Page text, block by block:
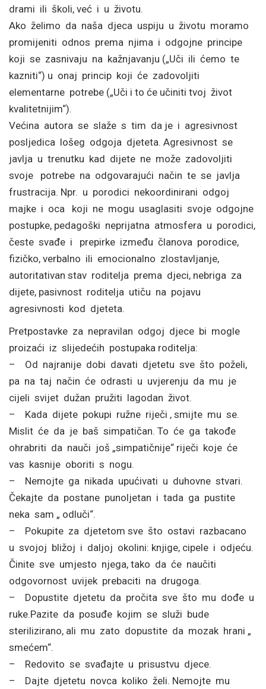
drami ili školi, već i u životu.
Ako želimo da naša djeca uspiju u životu moramo
promijeniti odnos prema njima i odgojne principe
koji se zasnivaju na kažnjavanju („Uči ili ćemo te
kazniti“) u onaj princip koji će zadovoljiti
elementarne potrebe („Uči i to će učiniti tvoj život
kvalitetnijim“).
Većina autora se slaže s tim da je i agresivnost
posljedica lošeg odgoja djeteta. Agresivnost se
javlja u trenutku kad dijete ne može zadovoljiti
svoje potrebe na odgovarajući način te se javlja
frustracija. Npr. u porodici nekoordinirani odgoj
majke i oca koji ne mogu usaglasiti svoje odgojne
postupke, pedagoški neprijatna atmosfera u porodici,
česte svađe i prepirke između članova porodice,
fizičko, verbalno ili emocionalno zlostavljanje,
autoritativan stav roditelja prema djeci, nebriga za
dijete, pasivnost roditelja utiču na pojavu
agresivnosti kod djeteta.
Pretpostavke za nepravilan odgoj djece bi mogle
proizaći iz slijedećih postupaka roditelja:
– Od najranije dobi davati djetetu sve što poželi,
pa na taj način će odrasti u uvjerenju da mu je
cijeli svijet dužan pružiti lagodan život.
– Kada dijete pokupi ružne riječi , smijte mu se.
Mislit će da je baš simpatičan. To će ga takođe
ohrabriti da nauči još „simpatičnije“ riječi koje će
vas kasnije oboriti s nogu.
– Nemojte ga nikada upućivati u duhovne stvari.
Čekajte da postane punoljetan i tada ga pustite
neka sam „ odluči“.
– Pokupite za djetetom sve što ostavi razbacano
u svojoj bližoj i daljoj okolini: knjige, cipele i odjeću.
Činite sve umjesto njega, tako da će naučiti
odgovornost uvijek prebaciti na drugoga.
– Dopustite djetetu da pročita sve što mu dođe u
ruke.Pazite da posuđe kojim se služi bude
sterilizirano, ali mu zato dopustite da mozak hrani „
smećem“.
– Redovito se svađajte u prisustvu djece.
– Dajte djetetu novca koliko želi. Nemojte mu